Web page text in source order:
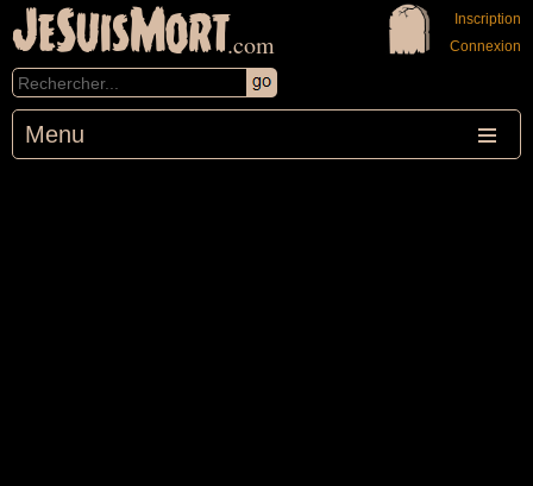
JeSuisMort.com
Menu
Inscription
Connexion